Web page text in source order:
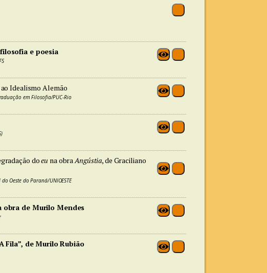
e poesia
Idealismo Alemão
em Filosofia/PUC-Rio
doeu na obraAngústia, de Graciliano
Oeste do Paraná/UNIOESTE
obra de Murilo Mendes
Fila”, de Murilo Rubião